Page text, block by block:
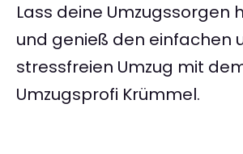
Lass deine Umzugssorgen
und genieß den einfachen
stressfreien Umzug mit
Umzugsprofi Krümmel.